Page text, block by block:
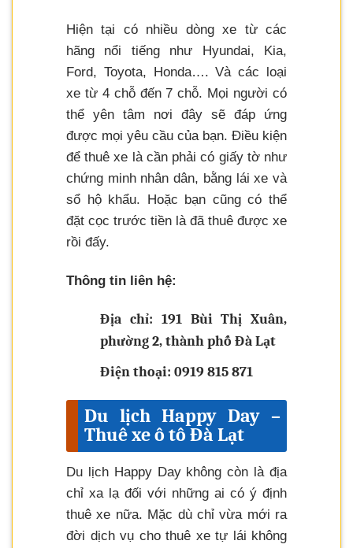
Hiện tại có nhiều dòng xe từ các
hãng nổi tiếng như Hyundai, Kia,
Ford, Toyota, Honda…. Và các loại
xe từ 4 chỗ đến 7 chỗ. Mọi người có
thể yên tâm nơi đây sẽ đáp ứng
được mọi yêu cầu của bạn. Điều kiện
để thuê xe là cần phải có giấy tờ như
chứng minh nhân dân, bằng lái xe và
sổ hộ khẩu. Hoặc bạn cũng có thể
đặt cọc trước tiền là đã thuê được xe
rồi đấy.
Thông tin liên hệ:
Địa chỉ: 191 Bùi Thị Xuân,
phường 2, thành phố Đà Lạt
Điện thoại: 0919 815 871
Du lịch Happy Day –
Thuê xe ô tô Đà Lạt
Du lịch Happy Day không còn là địa
chỉ xa lạ đối với những ai có ý định
thuê xe nữa. Mặc dù chỉ vừa mới ra
đời dịch vụ cho thuê xe tự lái không